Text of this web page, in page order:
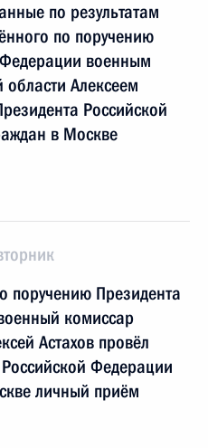
по результатам
по поручению
военным
Алексеем
Российской
в Москве
поручению Президента
комиссар
Астахов провёл
Федерации
личный приём